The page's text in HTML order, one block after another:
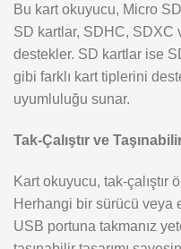
Bu kart okuyucu, Micro
SD kartlar, SDHC, SDXC
destekler. SD kartlar ise
gibi farklı kart tiplerini
uyumluluğu sunar.
Tak-Çalıştır ve
Kart okuyucu, tak-
Herhangi bir sürücü veya
USB portuna takmanız